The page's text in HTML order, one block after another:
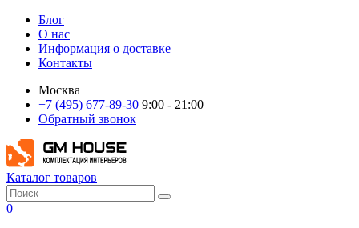
Блог
О нас
Информация о доставке
Контакты
Москва
+7 (495) 677-89-30 9:00 - 21:00
Обратный звонок
Каталог товаров
0